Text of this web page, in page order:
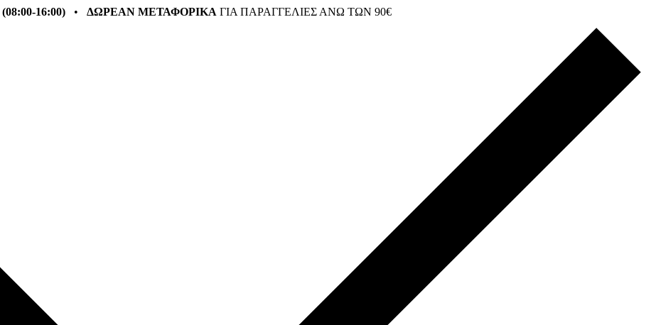
(08:00-16:00) • ΔΩΡΕΑΝ ΜΕΤΑΦΟΡΙΚΑ ΓΙΑ ΠΑΡΑΓΓΕΛΙΕΣ ΑΝΩ ΤΩΝ 90€